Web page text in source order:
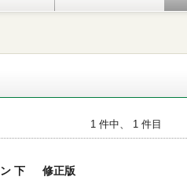
1 件中、 1 件目
ン 下 修正版